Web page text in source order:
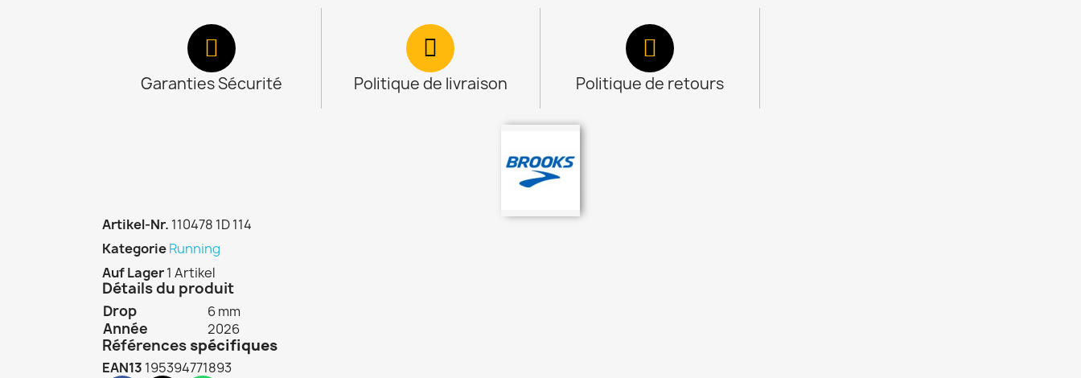
Garanties Sécurité Politique de livraison Politique de retours
Artikel-Nr. 110478 1D 114
KategorieRunning
Auf Lager1 Artikel
Détails du produit
Drop 6 mm
Année 2026
Références spécifiques
EAN13 195394771893